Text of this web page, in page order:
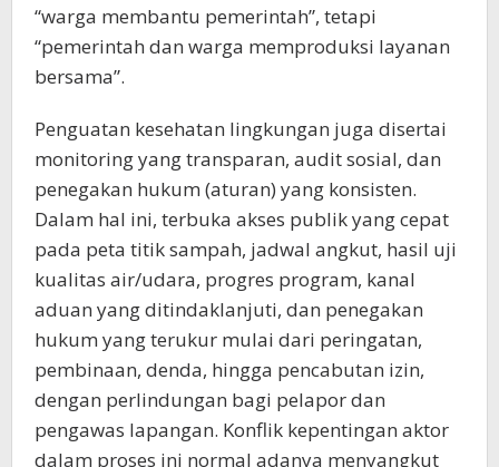
“warga membantu pemerintah”, tetapi
“pemerintah dan warga memproduksi layanan
bersama”.
Penguatan kesehatan lingkungan juga disertai
monitoring yang transparan, audit sosial, dan
penegakan hukum (aturan) yang konsisten.
Dalam hal ini, terbuka akses publik yang cepat
pada peta titik sampah, jadwal angkut, hasil uji
kualitas air/udara, progres program, kanal
aduan yang ditindaklanjuti, dan penegakan
hukum yang terukur mulai dari peringatan,
pembinaan, denda, hingga pencabutan izin,
dengan perlindungan bagi pelapor dan
pengawas lapangan. Konflik kepentingan aktor
dalam proses ini normal adanya menyangkut